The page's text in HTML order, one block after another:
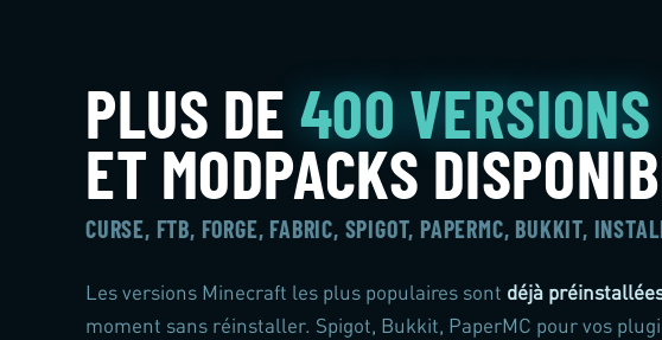
PLUS DE 400 VERSIONS
ET MODPACKS
CURSE, FTB, FORGE, FABRIC, SPIGOT, PAPERMC, BUKKIT,
Les versions Minecraft les plus populaires sont déjà
moment sans réinstaller. Spigot, Bukkit, PaperMC pour vos